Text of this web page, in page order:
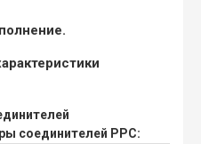
соединителей РРС: